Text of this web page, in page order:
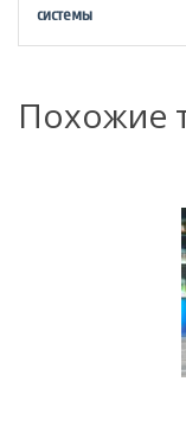
системы
Похожие